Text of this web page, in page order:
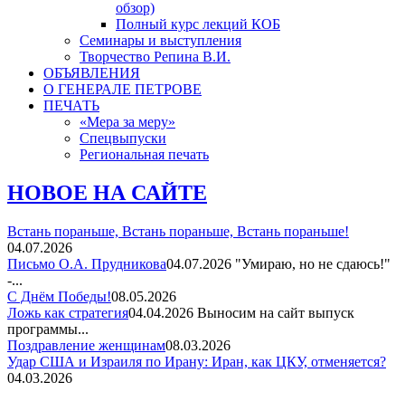
обзор)
Полный курс лекций КОБ
Семинары и выступления
Творчество Репина В.И.
ОБЪЯВЛЕНИЯ
О ГЕНЕРАЛЕ ПЕТРОВЕ
ПЕЧАТЬ
«Мера за меру»
Спецвыпуски
Региональная печать
НОВОЕ НА САЙТЕ
Встань пораньше, Встань пораньше, Встань пораньше!
04.07.2026
Письмо О.А. Прудникова04.07.2026 "Умираю, но не сдаюсь!"
-...
С Днём Победы!08.05.2026
Ложь как стратегия04.04.2026 Выносим на сайт выпуск
программы...
Поздравление женщинам08.03.2026
Удар США и Израиля по Ирану: Иран, как ЦКУ, отменяется?
04.03.2026